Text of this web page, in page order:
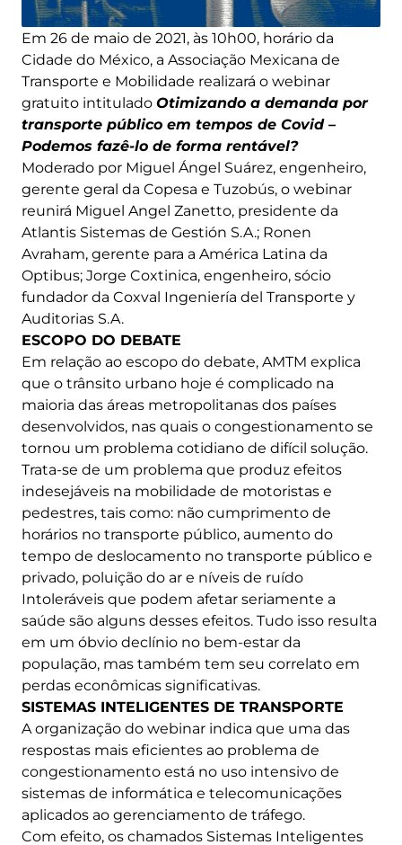
Em 26 de maio de 2021, às 10h00, horário da
Cidade do México, a Associação Mexicana de
Transporte e Mobilidade realizará o webinar
gratuito intitulado Otimizando a demanda por
transporte público em tempos de Covid –
Podemos fazê-lo de forma rentável?
Moderado por Miguel Ángel Suárez, engenheiro,
gerente geral da Copesa e Tuzobús, o webinar
reunirá Miguel Angel Zanetto, presidente da
Atlantis Sistemas de Gestión S.A.; Ronen
Avraham, gerente para a América Latina da
Optibus; Jorge Coxtinica, engenheiro, sócio
fundador da Coxval Ingeniería del Transporte y
Auditorias S.A.
ESCOPO DO DEBATE
Em relação ao escopo do debate, AMTM explica
que o trânsito urbano hoje é complicado na
maioria das áreas metropolitanas dos países
desenvolvidos, nas quais o congestionamento se
tornou um problema cotidiano de difícil solução.
Trata-se de um problema que produz efeitos
indesejáveis ​​na mobilidade de motoristas e
pedestres, tais como: não cumprimento de
horários no transporte público, aumento do
tempo de deslocamento no transporte público e
privado, poluição do ar e níveis de ruído
Intoleráveis ​​que podem afetar seriamente a
saúde são alguns desses efeitos. Tudo isso resulta
em um óbvio declínio no bem-estar da
população, mas também tem seu correlato em
perdas econômicas significativas.
SISTEMAS INTELIGENTES DE TRANSPORTE
A organização do webinar indica que uma das
respostas mais eficientes ao problema de
congestionamento está no uso intensivo de
sistemas de informática e telecomunicações
aplicados ao gerenciamento de tráfego.
Com efeito, os chamados Sistemas Inteligentes